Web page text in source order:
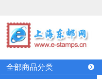
全部商品分类